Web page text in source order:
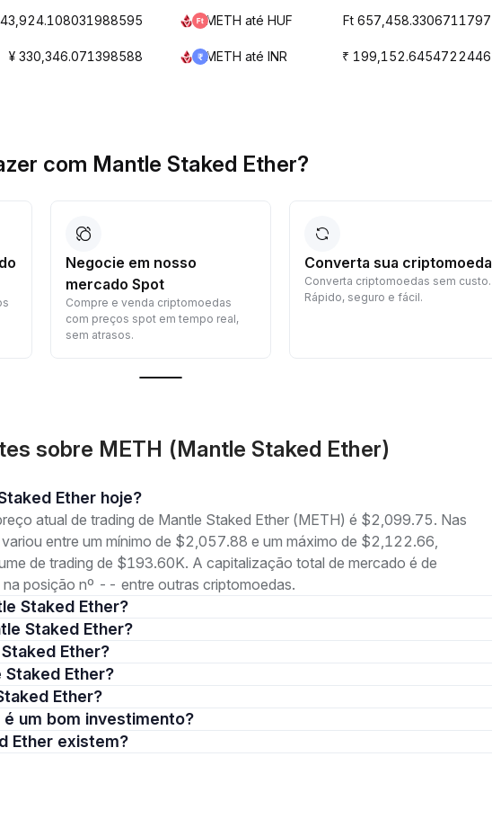
METH até HUF Ft 657,458.3306711797
¥ 330,346.071398588 METH até INR ₹ 199,152.6454722446
com Mantle Staked Ether?
Negocie em nosso
mercado Spot
Compre e venda criptomoedas
com preços spot em tempo real,
sem atrasos.
Converta sua criptomoeda
Converta criptomoedas sem custo.
Rápido, seguro e fácil.
sobre METH (Mantle Staked Ether)
Ether hoje?
atual de trading de Mantle Staked Ether (METH) é $2,099.75. Nas
entre um mínimo de $2,057.88 e um máximo de $2,122.66,
de trading de $193.60K. A capitalização total de mercado é de
posição nº -- entre outras criptomoedas.
Staked Ether?
Staked Ether?
Staked Ether?
Staked Ether?
Ether?
é um bom investimento?
Ether existem?